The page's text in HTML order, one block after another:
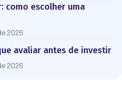
como escolher uma
2026
avaliar antes de investir
2026